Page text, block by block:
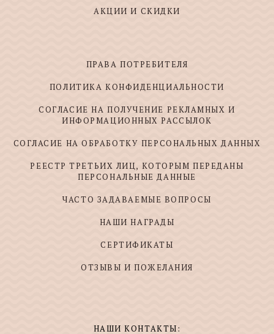
АКЦИИ И СКИДКИ
ПРАВА ПОТРЕБИТЕЛЯ
ПОЛИТИКА КОНФИДЕНЦИАЛЬНОСТИ
СОГЛАСИЕ НА ПОЛУЧЕНИЕ РЕКЛАМНЫХ И
ИНФОРМАЦИОННЫХ РАССЫЛОК
СОГЛАСИЕ НА ОБРАБОТКУ ПЕРСОНАЛЬНЫХ ДАННЫХ
РЕЕСТР ТРЕТЬИХ ЛИЦ, КОТОРЫМ ПЕРЕДАНЫ
ПЕРСОНАЛЬНЫЕ ДАННЫЕ
ЧАСТО ЗАДАВАЕМЫЕ ВОПРОСЫ
НАШИ НАГРАДЫ
СЕРТИФИКАТЫ
ОТЗЫВЫ И ПОЖЕЛАНИЯ
НАШИ КОНТАКТЫ: